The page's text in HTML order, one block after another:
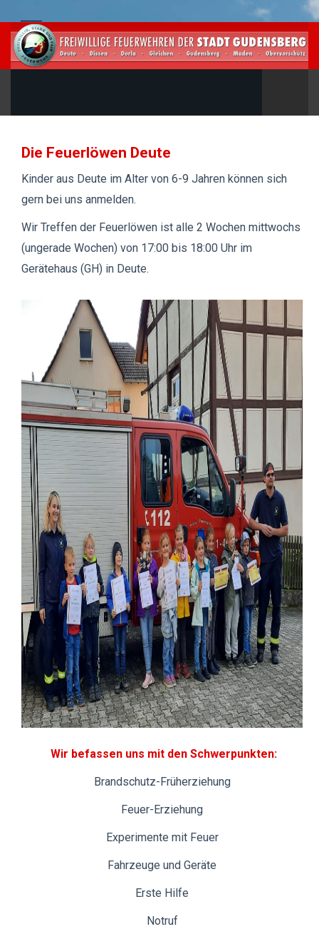
Die Feuerlöwen Deute
Kinder aus Deute im Alter von 6-9 Jahren können sich
gern bei uns anmelden.
Wir Treffen der Feuerlöwen ist alle 2 Wochen mittwochs
(ungerade Wochen) von 17:00 bis 18:00 Uhr im
Gerätehaus (GH) in Deute.
Wir befassen uns mit den Schwerpunkten:
Brandschutz-Früherziehung
Feuer-Erziehung
Experimente mit Feuer
Fahrzeuge und Geräte
Erste Hilfe
Notruf